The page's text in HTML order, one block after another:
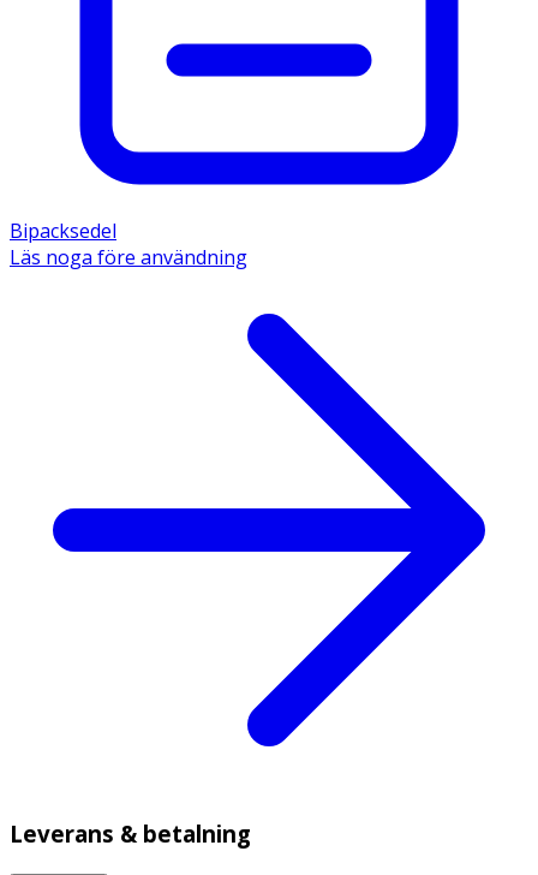
Bipacksedel
Läs noga före användning
Leverans & betalning